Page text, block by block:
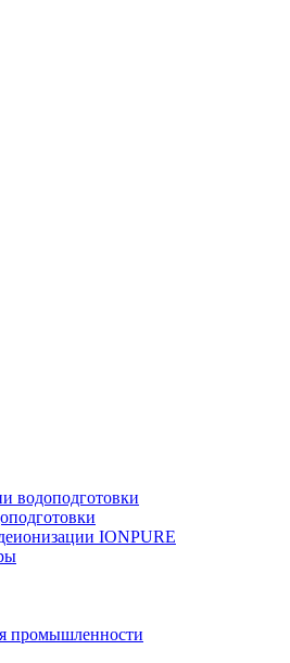
водоподготовки
IONPURE
промышленности